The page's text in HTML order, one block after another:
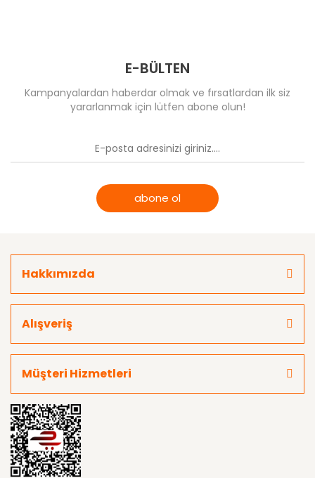
E-BÜLTEN
Kampanyalardan haberdar olmak ve fırsatlardan ilk siz
yararlanmak için lütfen abone olun!
abone ol
Hakkımızda
Alışveriş
Müşteri Hizmetleri